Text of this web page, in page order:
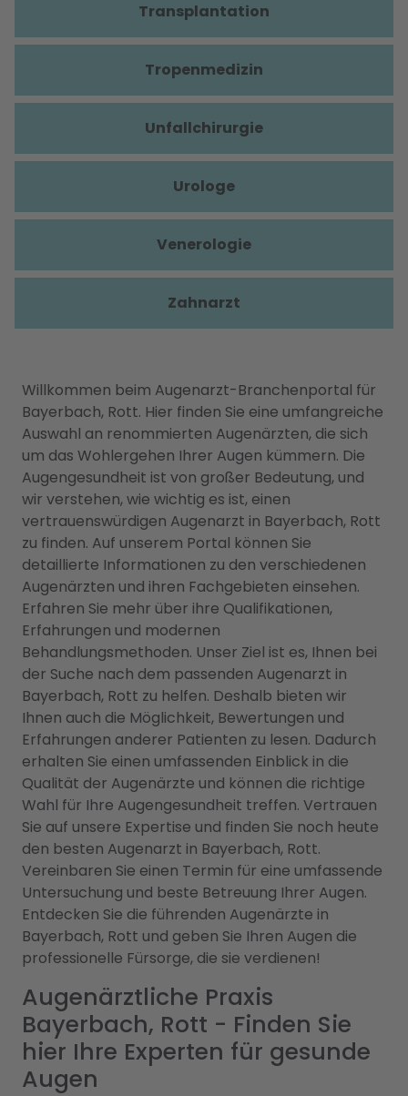
Willkommen beim Augenarzt-Branchenportal für
Bayerbach, Rott. Hier finden Sie eine umfangreiche
Auswahl an renommierten Augenärzten, die sich
um das Wohlergehen Ihrer Augen kümmern. Die
Augengesundheit ist von großer Bedeutung, und
wir verstehen, wie wichtig es ist, einen
vertrauenswürdigen Augenarzt in Bayerbach, Rott
zu finden. Auf unserem Portal können Sie
detaillierte Informationen zu den verschiedenen
Augenärzten und ihren Fachgebieten einsehen.
Erfahren Sie mehr über ihre Qualifikationen,
Erfahrungen und modernen
Behandlungsmethoden. Unser Ziel ist es, Ihnen bei
der Suche nach dem passenden Augenarzt in
Bayerbach, Rott zu helfen. Deshalb bieten wir
Ihnen auch die Möglichkeit, Bewertungen und
Erfahrungen anderer Patienten zu lesen. Dadurch
erhalten Sie einen umfassenden Einblick in die
Qualität der Augenärzte und können die richtige
Wahl für Ihre Augengesundheit treffen. Vertrauen
Sie auf unsere Expertise und finden Sie noch heute
den besten Augenarzt in Bayerbach, Rott.
Vereinbaren Sie einen Termin für eine umfassende
Untersuchung und beste Betreuung Ihrer Augen.
Entdecken Sie die führenden Augenärzte in
Bayerbach, Rott und geben Sie Ihren Augen die
professionelle Fürsorge, die sie verdienen!
Augenärztliche Praxis
Bayerbach, Rott - Finden Sie
hier Ihre Experten für gesunde
Augen
Transplantation
Tropenmedizin
Unfallchirurgie
Urologe
Venerologie
Zahnarzt